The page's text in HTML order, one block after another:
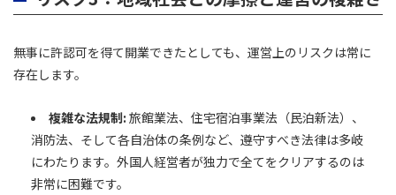
無事に許認可を得て開業できたとしても、運営上のリスクは常に
存在します。
複雑な法規制: 旅館業法、住宅宿泊事業法（民泊新法）、
消防法、そして各自治体の条例など、遵守すべき法律は多岐
にわたります。外国人経営者が独力で全てをクリアするのは
非常に困難です。